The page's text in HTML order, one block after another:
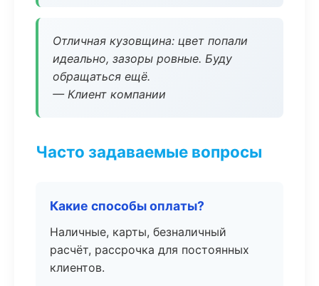
Отличная кузовщина: цвет попали
идеально, зазоры ровные. Буду
обращаться ещё.
— Клиент компании
Часто задаваемые вопросы
Какие способы оплаты?
Наличные, карты, безналичный
расчёт, рассрочка для постоянных
клиентов.